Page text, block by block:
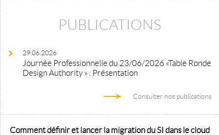
PUBLICATIONS
29.06.2026
Journée Professionnelle du 23/06/2026 «Table Ronde
Design Authority » : Présentation
Consulter nos publications
Comment définir et lancer la migration du SI dans le cloud